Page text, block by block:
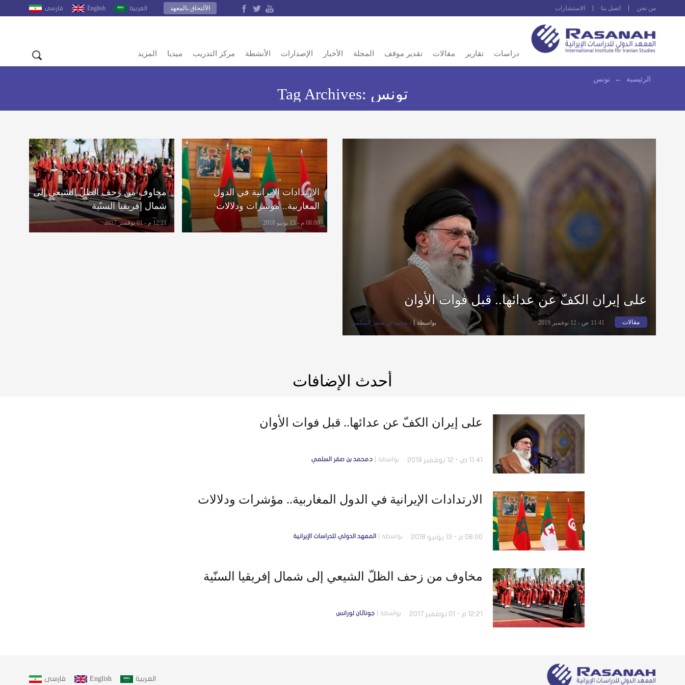
من نحن اتصل بنا الاستشارات العربية English فارسى الألتحاق بالمعهد
دراسات تقارير مقالات تقدير موقف المجلة الأخبار الإصدارات الأنشطة مركز التدريب ميديا المزيد
الرئيسية ← تونس
Tag Archives: تونس
على إيران الكفّ عن عدائها.. قبل فوات الأوان
مقالات 11:41 ص - 12 نوفمبر 2019 بواسطة د.محمد بن صقر السلمي
الارتدادات الإيرانية في الدول
المغاربية.. مؤشرات ودلالات
08:00 م - 13 يونيو 2018
مخاوف من زحف الظلّ الشيعي إلى
شمال إفريقيا السنّية
12:21 م - 01 نوفمبر 2017
أحدث الإضافات
على إيران الكفّ عن عدائها.. قبل فوات الأوان
11:41 ص - 12 نوفمبر 2019 بواسطة د.محمد بن صقر السلمي
الارتدادات الإيرانية في الدول المغاربية.. مؤشرات ودلالات
08:00 م - 13 يونيو 2018 بواسطة المعهد الدولي للدراسات الإيرانية
مخاوف من زحف الظلّ الشيعي إلى شمال إفريقيا السنّية
12:21 م - 01 نوفمبر 2017 بواسطة جوناثان لورانس
العربية English فارسى